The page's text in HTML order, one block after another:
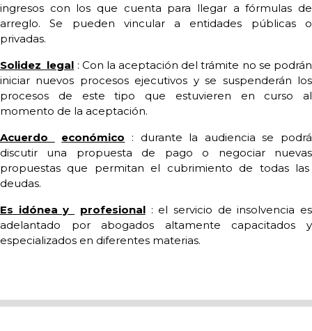
ingresos con los que cuenta para llegar a fórmulas de
arreglo. Se pueden vincular a entidades públicas o
privadas.
Solidez legal : Con la aceptación del trámite no se podrán
iniciar nuevos procesos ejecutivos y se suspenderán los
procesos de este tipo que estuvieren en curso al
momento de la aceptación.
Acuerdo
económico
: durante la audiencia se podrá
discutir una propuesta de pago o negociar nuevas
propuestas que permitan el cubrimiento de todas las
deudas.
Es idónea y
profesional : el servicio de insolvencia es
adelantado por abogados altamente capacitados y
especializados en diferentes materias.